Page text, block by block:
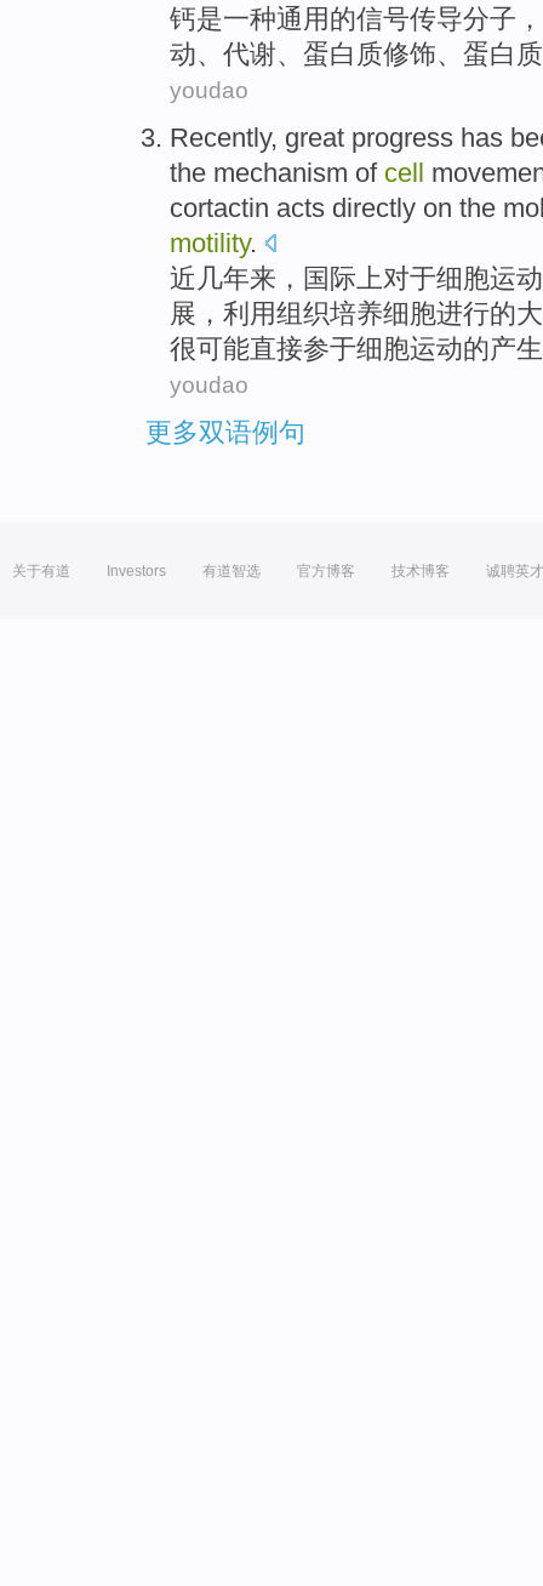
钙是一种通用 的信号传导分子 ，
动、 代谢、 蛋白质修饰、蛋白质
youdao
Recently, great progress has
the mechanism of cell
cortactin acts directly on the
motility.
近几年来 ，国际上对于细胞运动
展 ，利用组织培养细胞进行的
很可能直接参于细胞运动的产
youdao
更多双语例句
关于有道 Investors 有道智选 官方博客 技术博客 诚聘英才